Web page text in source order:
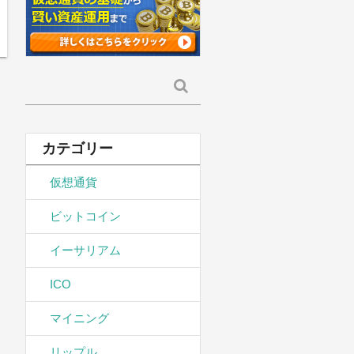
索:
カテゴリー
仮想通貨
ビットコイン
イーサリアム
ICO
マイニング